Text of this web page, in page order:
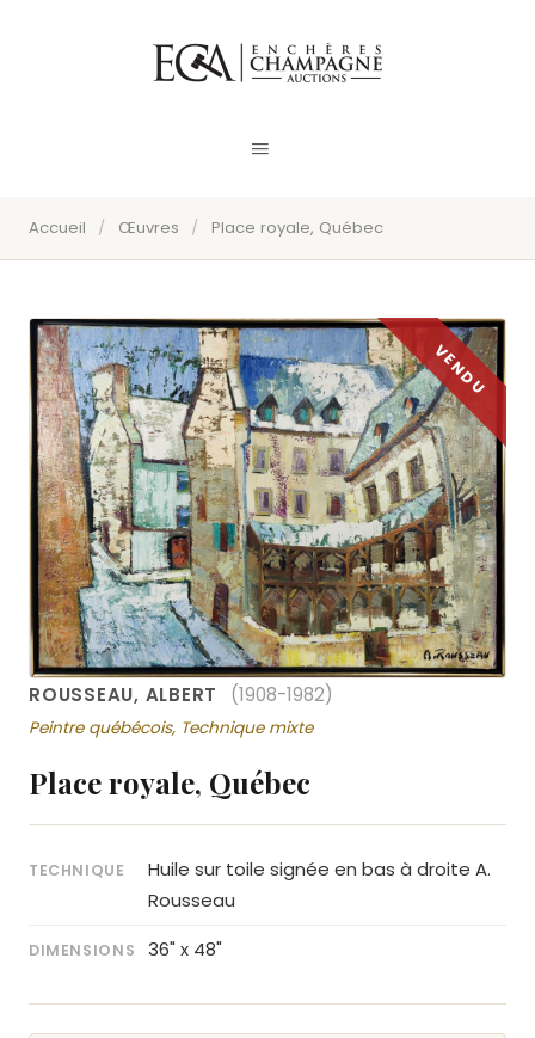
Accueil / Œuvres / Place royale, Québec
ROUSSEAU, ALBERT (1908-1982)
Peintre québécois, Technique mixte
Place royale, Québec
TECHNIQUE
Huile sur toile signée en bas à droite A.
Rousseau
DIMENSIONS 36" x 48"